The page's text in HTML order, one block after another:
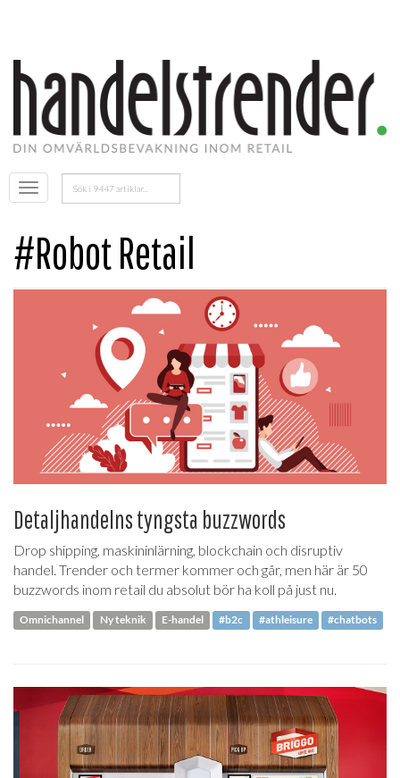
Öppna
menyn
Sök
efter:
#Robot Retail
Detaljhandelns tyngsta buzzwords
Drop shipping, maskininlärning, blockchain och disruptiv
handel. Trender och termer kommer och går, men här är 50
buzzwords inom retail du absolut bör ha koll på just nu.
Omnichannel Ny teknik E-handel #b2c #athleisure #chatbots